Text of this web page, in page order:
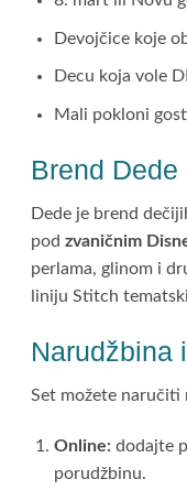
Devojčice koje
Decu koja vole
Mali pokloni
Brend Dede
Dede je brend
podzvaničnim
perlama, glinom i
liniju Stitch
Narudžbina
Set možete naručiti
Online: dodajte
porudžbinu.